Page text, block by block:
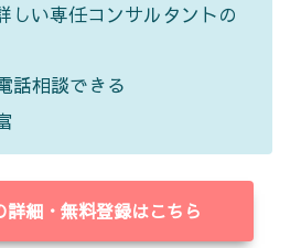
しい専任コンサルタントの
話相談できる
詳細・無料登録はこちら